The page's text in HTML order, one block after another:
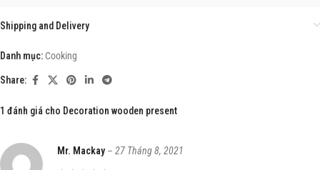
Shipping and Delivery
Danh mục: Cooking
Share:
1 đánh giá cho Decoration wooden present
Mr. Mackay – 27 Tháng 8, 2021